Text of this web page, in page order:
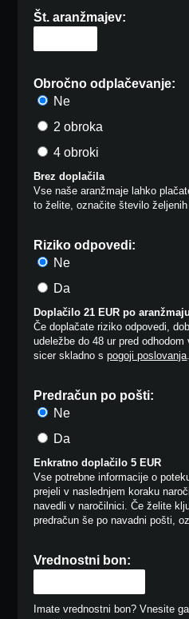
Št. aranžmajev:
Obročno odplačevanje:
Ne
2 obroka
4 obroki
Brez doplačila
Vse naše aranžmaje lahko
to želite, označite število željenih
Riziko odpovedi:
Ne
Da
Doplačilo 21 EUR po aranžmaju
Če doplačate riziko odpovedi,
udeležbe do 48 ur pred
sicer skladno spogoji poslovanja.
Predračun po pošti:
Ne
Da
Enkratno doplačilo 5 EUR
Vse potrebne informacije o
prejeli v naslednjem koraku
navedli v naročilnici. Če želite
predračun še po navadni pošti,
Vrednostni bon:
Imate vrednostni bon? Vnesite